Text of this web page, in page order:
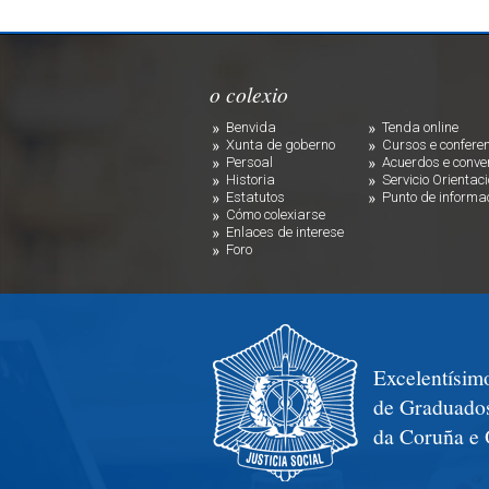
o colexio
Benvida
Xunta de goberno
Persoal
Historia
Estatutos
Cómo colexiarse
Enlaces de interese
Foro
Tenda online
Cursos e
Acuerdos e
Servicio
Punto de
de
da Coruña e